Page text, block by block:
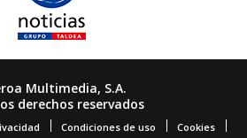
Multimedia, S.A.
derechos reservados
Condiciones de uso Cookies